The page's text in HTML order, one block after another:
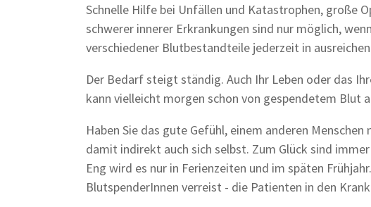
Schnelle Hilfe bei Unfällen und Katastrophen, große
schwerer innerer Erkrankungen sind nur möglich,
verschiedener Blutbestandteile jederzeit in
Der Bedarf steigt ständig. Auch Ihr Leben oder das
kann vielleicht morgen schon von gespendetem Blut
Haben Sie das gute Gefühl, einem anderen
damit indirekt auch sich selbst. Zum Glück sind
Eng wird es nur in Ferienzeiten und im späten
BlutspenderInnen verreist - die Patienten in den